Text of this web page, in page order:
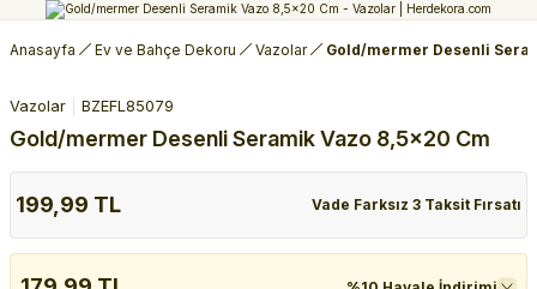
Anasayfa Ev ve Bahçe Dekoru Vazolar Gold/mermer Desenli
Vazolar BZEFL85079
Gold/mermer Desenli Seramik Vazo 8,5x20 Cm
199,99 TL Vade Farksız 3 Taksit Fırsatı